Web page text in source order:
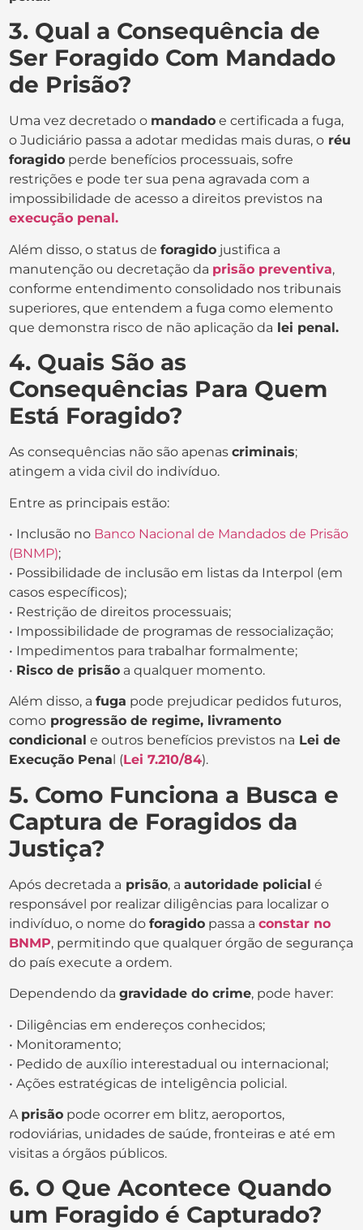
3. Qual a Consequência de
Ser Foragido Com Mandado
de Prisão?
Uma vez decretado o mandado e certificada a fuga,
o Judiciário passa a adotar medidas mais duras, o réu
foragido perde benefícios processuais, sofre
restrições e pode ter sua pena agravada com a
impossibilidade de acesso a direitos previstos na
execução penal.
Além disso, o status deforagido justifica a
manutenção ou decretação da prisão preventiva,
conforme entendimento consolidado nos tribunais
superiores, que entendem a fuga como elemento
que demonstra risco de não aplicação da lei penal.
4. Quais São as
Consequências Para Quem
Está Foragido?
As consequências não são apenascriminais;
atingem a vida civil do indivíduo.
Entre as principais estão:
• Inclusão no Banco Nacional de Mandados de Prisão
(BNMP);
• Possibilidade de inclusão em listas da Interpol (em
casos específicos);
• Restrição de direitos processuais;
• Impossibilidade de programas de ressocialização;
• Impedimentos para trabalhar formalmente;
• Risco de prisão a qualquer momento.
Além disso, afuga pode prejudicar pedidos futuros,
como progressão de regime, livramento
condicional e outros benefícios previstos na Lei de
Execução Pena l (Lei 7.210/84).
5. Como Funciona a Busca e
Captura de Foragidos da
Justiça?
Após decretada a prisão, aautoridade policial é
responsável por realizar diligências para localizar o
indivíduo, o nome doforagido passa aconstar no
BNMP, permitindo que qualquer órgão de segurança
do país execute a ordem.
Dependendo dagravidade do crime, pode haver:
• Diligências em endereços conhecidos;
• Monitoramento;
• Pedido de auxílio interestadual ou internacional;
• Ações estratégicas de inteligência policial.
A prisão pode ocorrer em blitz, aeroportos,
rodoviárias, unidades de saúde, fronteiras e até em
visitas a órgãos públicos.
6. O Que Acontece Quando
um Foragido é Capturado?